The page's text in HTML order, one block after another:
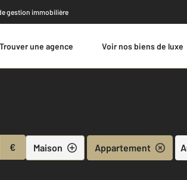
gestion immobilière
Trouver une agence Voir nos biens de luxe
€ Maison Appartement